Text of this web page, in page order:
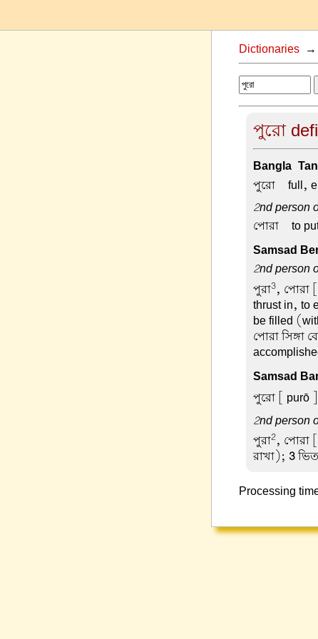
Dictionaries→
পুরো
Bangla-
পুরো – full,
2nd person
পোরা – to
Samsad
2nd person
পুরা3, পোরা[
thrust in, to
be filled
পোরা সিঙ্গা
Samsad
পুরো[ purō ]
2nd person
পুরা2, পোরা[
রাখা); 3
Processing